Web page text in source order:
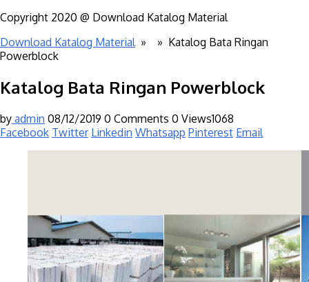
Copyright 2020 @ Download Katalog Material
Download Katalog Material» » Katalog Bata Ringan
Powerblock
Katalog Bata Ringan Powerblock
by admin 08/12/2019 0 Comments 0 Views1068
Facebook Twitter Linkedin Whatsapp Pinterest Email